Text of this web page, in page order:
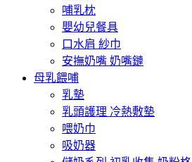
哺乳枕
嬰幼兒餐具
口水肩 紗巾
安撫奶嘴 奶嘴鏈
母乳餵哺
乳墊
乳頭護理 冷熱敷墊
喂奶巾
吸奶器